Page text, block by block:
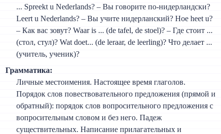
... Spreekt u Nederlands? – Вы говорите по-нидерландски?
Leert u Nederlands? – Вы учите нидерланский? Hoe heet u?
– Как вас зовут? Waar is ... (de tafel, de stoel)? – Где стоит ...
(стол, стул)? Wat doet... (de leraar, de leerling)? Что делает ...
(учитель, ученик)?
Грамматика:
Личные местоимения. Настоящее время глаголов.
Порядок слов повествовательного предложения (прямой и
обратный): порядок слов вопросительного предложения с
вопросительным словом и без него. Падеж
существительных. Написание прилагательных и